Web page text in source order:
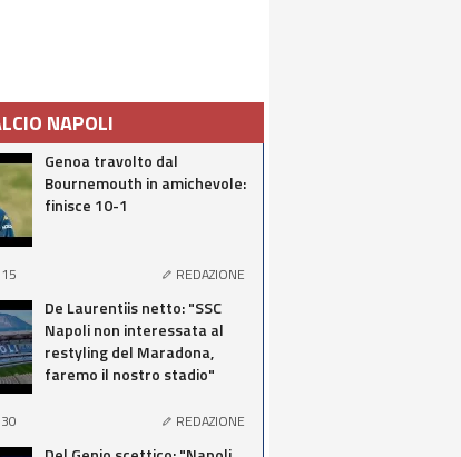
NAPOLI
Genoa travolto dal
Bournemouth in amichevole:
finisce 10-1
REDAZIONE
De Laurentiis netto: "SSC
Napoli non interessata al
restyling del Maradona,
faremo il nostro stadio"
REDAZIONE